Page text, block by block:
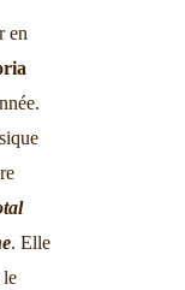
en
. Elle
le